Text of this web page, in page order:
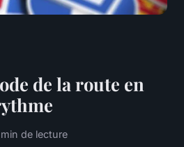
de la route en
de lecture